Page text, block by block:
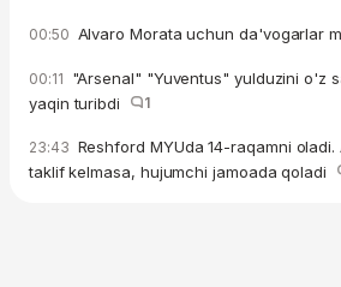
00:50 Alvaro Morata uchun da'vogarlar
00:11 "Arsenal" "Yuventus" yulduzini o'z
yaqin turibdi
1
23:43 Reshford MYUda 14-raqamni
taklif kelmasa, hujumchi jamoada qoladi